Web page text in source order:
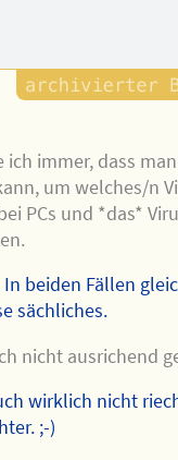
immer, dass
um welches/n
PCs und *das*
beiden Fällen
sächliches.
nicht ausrichend
wirklich nicht
;-)